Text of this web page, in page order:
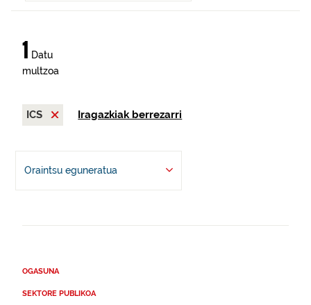
1 Datu
multzoa
ICS Iragazkiak berrezarri
Oraintsu eguneratua
OGASUNA
SEKTORE PUBLIKOA